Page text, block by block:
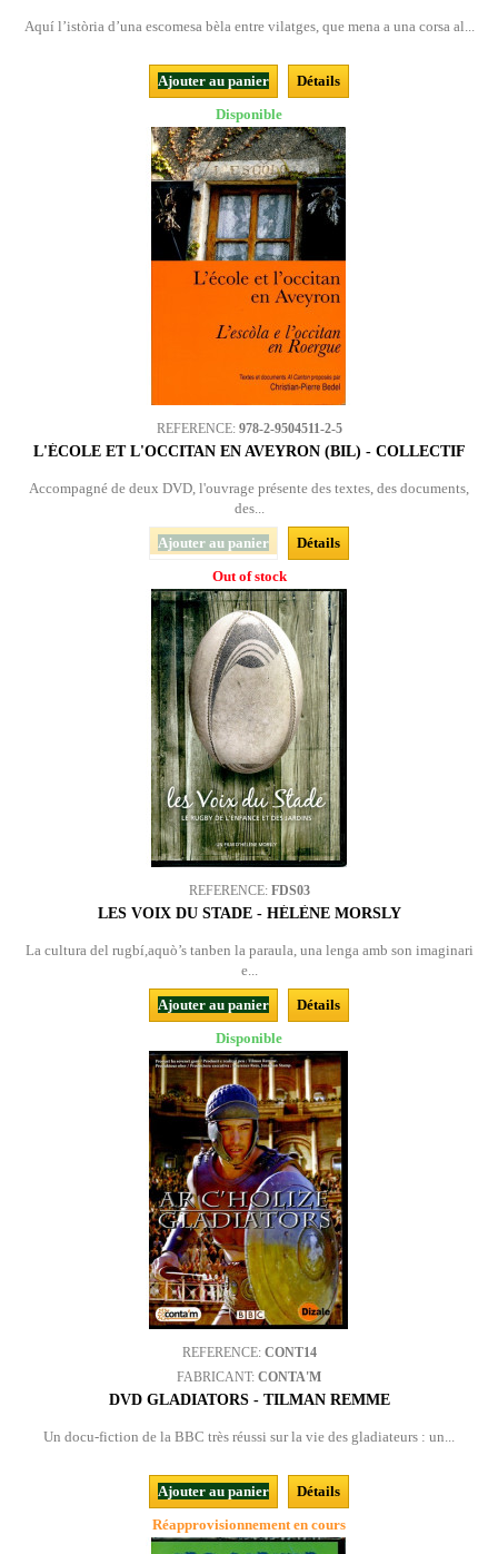
Aquí l’istòria d’una escomesa bèla entre vilatges, que mena a una corsa al...
Ajouter au panier
Détails
Disponible
REFERENCE: 978-2-9504511-2-5
L'ÉCOLE ET L'OCCITAN EN AVEYRON (BIL) - COLLECTIF
Accompagné de deux DVD, l'ouvrage présente des textes, des documents,
des...
Ajouter au panier
Détails
Out of stock
REFERENCE: FDS03
LES VOIX DU STADE - HÉLÈNE MORSLY
La cultura del rugbí,aquò’s tanben la paraula, una lenga amb son imaginari
e...
Ajouter au panier
Détails
Disponible
REFERENCE: CONT14
FABRICANT: CONTA'M
DVD GLADIATORS - TILMAN REMME
Un docu-fiction de la BBC très réussi sur la vie des gladiateurs : un...
Ajouter au panier
Détails
Réapprovisionnement en cours